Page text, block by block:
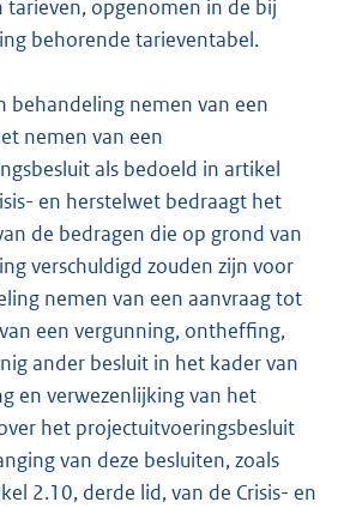
tarieven, opgenomen in de bij
behorende tarieventabel.
behandeling nemen van een
nemen van een
als bedoeld in artikel
en herstelwet bedraagt het
de bedragen die op grond van
verschuldigd zouden zijn voor
nemen van een aanvraag tot
een vergunning, ontheffing,
ander besluit in het kader van
en verwezenlijking van het
het projectuitvoeringsbesluit
van deze besluiten, zoals
2.10, derde lid, van de Crisis- en